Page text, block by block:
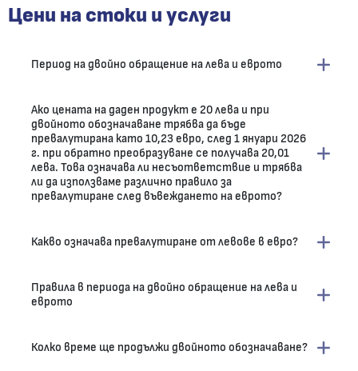
Цени на стоки и услуги
Период на двойно обращение на лева и еврото
Ако цената на даден продукт е 20 лева и при
двойното обозначаване трябва да бъде
превалутирана като 10,23 евро, след 1 януари 2026
г. при обратно преобразуване се получава 20,01
лева. Това означава ли несъответствие и трябва
ли да използваме различно правило за
превалутиране след въвеждането на еврото?
Какво означава превалутиране от левове в евро?
Правила в периода на двойно обращение на лева и
еврото
Колко време ще продължи двойното обозначаване?